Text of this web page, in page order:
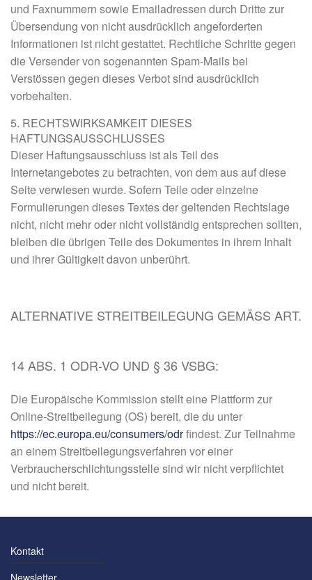
und Faxnummern sowie Emailadressen durch Dritte zur
Übersendung von nicht ausdrücklich angeforderten
Informationen ist nicht gestattet. Rechtliche Schritte gegen
die Versender von sogenannten Spam-Mails bei
Verstössen gegen dieses Verbot sind ausdrücklich
vorbehalten.
5. RECHTSWIRKSAMKEIT DIESES
HAFTUNGSAUSSCHLUSSES
Dieser Haftungsausschluss ist als Teil des
Internetangebotes zu betrachten, von dem aus auf diese
Seite verwiesen wurde. Sofern Teile oder einzelne
Formulierungen dieses Textes der geltenden Rechtslage
nicht, nicht mehr oder nicht vollständig entsprechen sollten,
bleiben die übrigen Teile des Dokumentes in ihrem Inhalt
und ihrer Gültigkeit davon unberührt.
ALTERNATIVE STREITBEILEGUNG GEMÄSS ART.
14 ABS. 1 ODR-VO UND § 36 VSBG:
Die Europäische Kommission stellt eine Plattform zur
Online-Streitbeilegung (OS) bereit, die du unter
https://ec.europa.eu/consumers/odrfindest. Zur Teilnahme
an einem Streitbeilegungsverfahren vor einer
Verbraucherschlichtungsstelle sind wir nicht verpflichtet
und nicht bereit.
Kontakt
Newsletter